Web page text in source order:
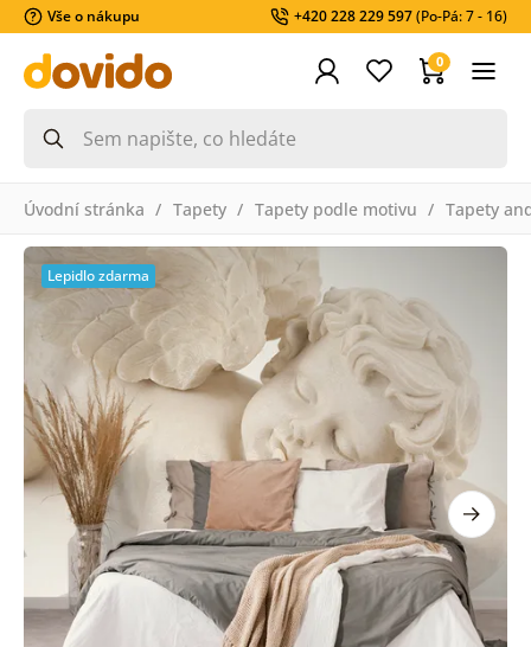
Vše o nákupu +420 228 229 597(Po-Pá: 7 - 16)
0
Úvodní stránka Tapety Tapety podle motivu Tapety
Lepidlo zdarma